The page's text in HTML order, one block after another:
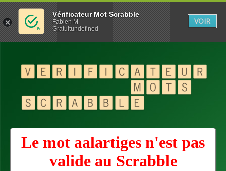
Le mot aalartiges n'est pas
valide au Scrabble
Vérificateur Mot Scrabble
Fabien M
Gratuitundefined
VOIR